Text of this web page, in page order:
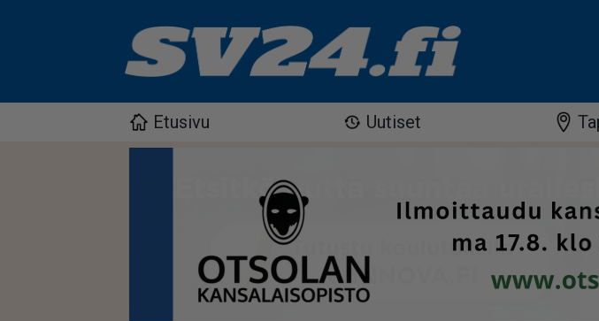
Etusivu Uutiset